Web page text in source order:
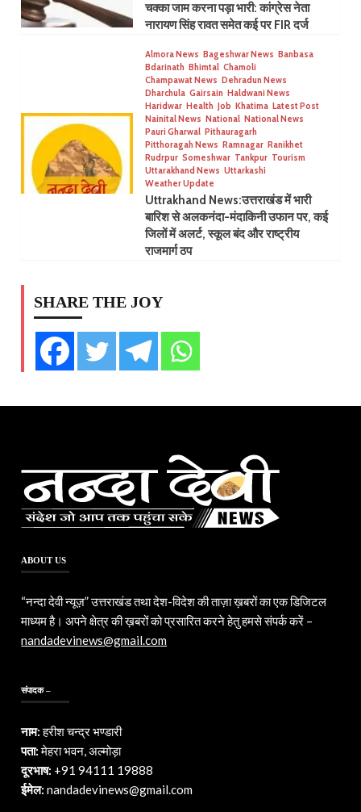
चक्का जाम करना पड़ा भारी: कांग्रेस नेता
नारायण सिंह रावत समेत कई पर FIR दर्ज
Almora News Bageshwar News Banbasa
Bdarinath Bhimtal Chamoli
Champawat News Dehradun News
Dharchula Gairsain Haldwani News
Haridwar Health Job Khatima Latest Post
Nainital News National National News
Pauri Gharwal Pithauragarh
Pitthoragah News Ramnagar Ranikhet
Rudrpur Someshwar Tankpur Tourism
Uttarakhand News Uttarkashi
Weather Update
Uttrakhand News:उत्तराखंड में भारी
बारिश से अलकनंदा-मंदाकिनी उफान पर, कई
जिलों में अलर्ट, स्कूल बंद और राष्ट्रीय
राजमार्ग ठप
SHARE THE JOY
ABOUT US
“नन्दा देवी न्यूज़” उत्तराखंड तथा देश-विदेश की ताज़ा ख़बरों का एक डिजिटल
माध्यम है। अपने क्षेत्र की ख़बरों को प्रसारित करने हेतु हमसे संपर्क करें –
nandadevinews@gmail.com
संपादक –
नाम:हरीश चन्द्र भण्डारी
पता:मेहरा भवन, अल्मोड़ा
दूरभाष: +91 94111 19888
ईमेल:nandadevinews@gmail.com